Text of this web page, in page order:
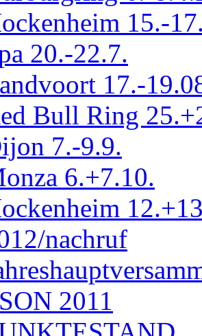
15.-
20.-22.7.
17.-
Bull Ring
7.-9.9.
6.+7.10.
nachruf
2011